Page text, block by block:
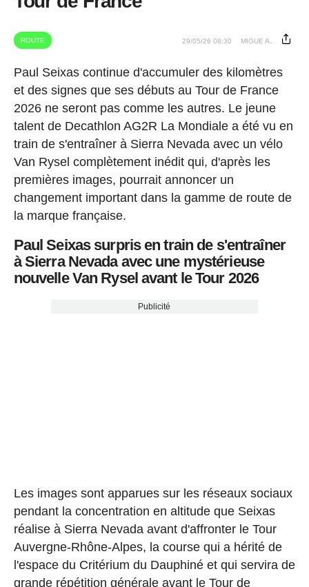
ROUTE 29/05/26 08:30 MIGUE A.
Paul Seixas continue d'accumuler des kilomètres
et des signes que ses débuts au Tour de France
2026 ne seront pas comme les autres. Le jeune
talent de Decathlon AG2R La Mondiale a été vu en
train de s'entraîner à Sierra Nevada avec un vélo
Van Rysel complètement inédit qui, d'après les
premières images, pourrait annoncer un
changement important dans la gamme de route de
la marque française.
Paul Seixas surpris en train de s'entraîner
à Sierra Nevada avec une mystérieuse
nouvelle Van Rysel avant le Tour 2026
Publicité
Les images sont apparues sur les réseaux sociaux
pendant la concentration en altitude que Seixas
réalise à Sierra Nevada avant d'affronter le Tour
Auvergne-Rhône-Alpes, la course qui a hérité de
l'espace du Critérium du Dauphiné et qui servira de
grande répétition générale avant le Tour de